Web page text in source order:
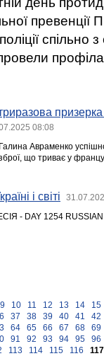
превенції
призерка
08:08
Авраменко
що триває у
і світі
- DAY 1254 RUSSIAN
9 10 11 12 13 14
15
37 38 39 40 41
42
64 65 66 67 68
69
91 92 93 94 95
96
113 114 115 116
117